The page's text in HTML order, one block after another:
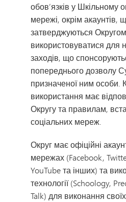
обов’язків у Шкільному
мережі, окрім акаунтів,
затверджуються
використовуватися для
заходів, що
попереднього дозволу
призначеної ним особи.
використання має
Округу та правилам,
соціальних мереж.
Округ має офіційні
мережах (Facebook,
YouTube та інших) та
технології (Schoology,
Talk) для виконання